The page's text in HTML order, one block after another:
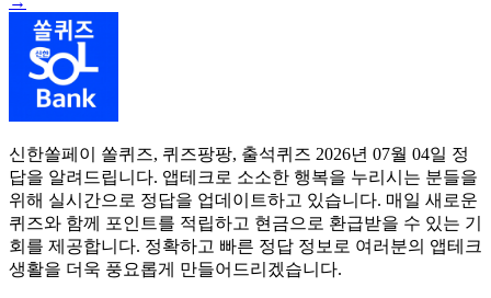
신한쏠페이 쏠퀴즈, 퀴즈팡팡, 출석퀴즈 2026년 07월 04일 정
답을 알려드립니다. 앱테크로 소소한 행복을 누리시는 분들을
위해 실시간으로 정답을 업데이트하고 있습니다. 매일 새로운
퀴즈와 함께 포인트를 적립하고 현금으로 환급받을 수 있는 기
회를 제공합니다. 정확하고 빠른 정답 정보로 여러분의 앱테크
생활을 더욱 풍요롭게 만들어드리겠습니다.